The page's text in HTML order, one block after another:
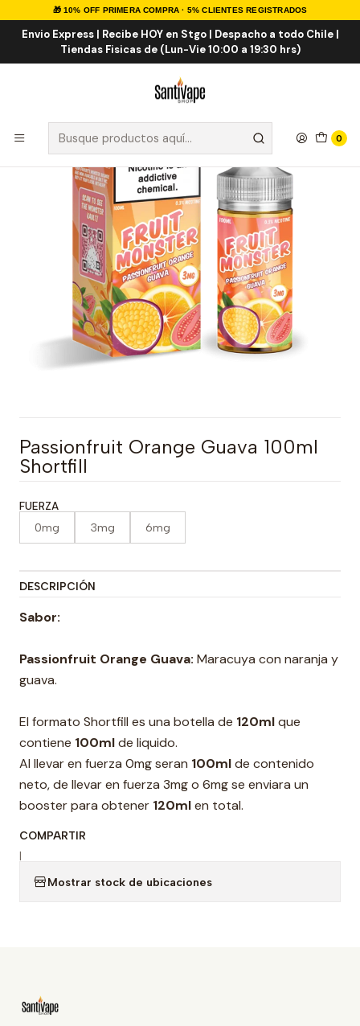
🎁 10% OFF PRIMERA COMPRA · 5% CLIENTES REGISTRADOS
Envio Express | Recibe HOY en Stgo | Despacho a todo Chile |
Tiendas Fisicas de (Lun-Vie 10:00 a 19:30 hrs)
0
Inicio E-LIQUID IMPORTADOS
E-liquid Importados 100ml
Passionfruit Orange Guava 100ml Shortfill
Passionfruit Orange Guava 100ml
Shortfill
FUERZA
0mg 3mg 6mg
DESCRIPCIÓN
Sabor:
Passionfruit Orange Guava: Maracuya con naranja y
guava.
El formato Shortfill es una botella de 120mlque
contiene 100mlde liquido.
Al llevar en fuerza 0mg seran 100mlde contenido
neto, de llevar en fuerza 3mg o 6mg se enviara un
booster para obtener 120mlen total.
COMPARTIR
|
Mostrar stock de ubicaciones